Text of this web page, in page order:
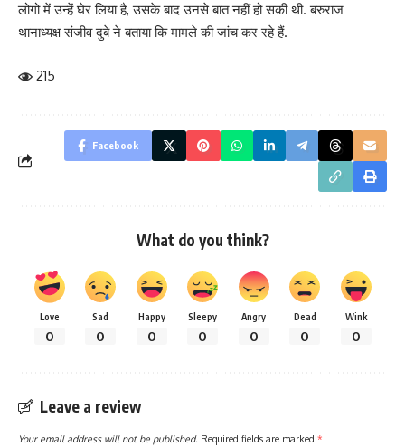
लोगो में उन्हें घेर लिया है, उसके बाद उनसे बात नहीं हो सकी थी. बरुराज
थानाध्यक्ष संजीव दुबे ने बताया कि मामले की जांच कर रहे हैं.
215
Facebook
What do you think?
Love
0
Sad
0
Happy
0
Sleepy
0
Angry
0
Dead
0
Wink
0
Leave a review
Your email address will not be published. Required fields are marked *